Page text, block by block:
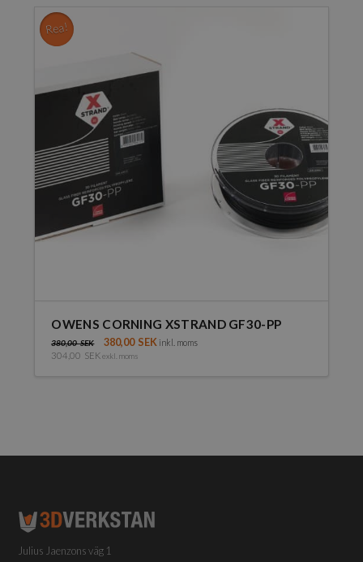
har
flera
varianter.
olika
alternativen
på
produktsidan
Rea!
OWENS CORNING XSTRAND GF30-PP
380,00SEK 380,00 SEK inkl. moms
304,00 SEK exkl. moms
kan
på
Julius Jaenzons väg 1